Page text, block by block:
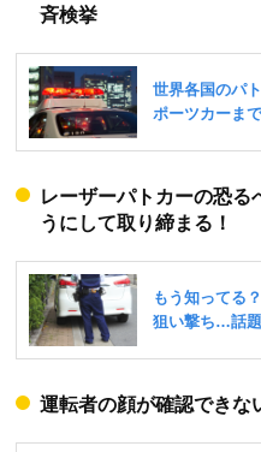
斉検挙
レーザーパトカーの恐
うにして取り締まる！
運転者の顔が確認できな